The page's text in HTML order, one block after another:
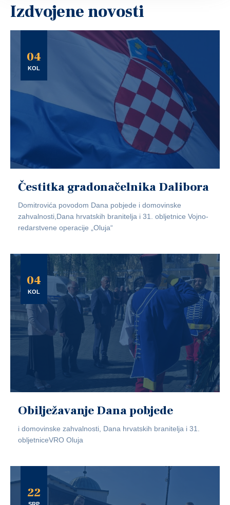
Izdvojene novosti
04
KOL
Čestitka gradonačelnika Dalibora
Domitrovića povodom Dana pobjede i domovinske
zahvalnosti,Dana hrvatskih branitelja i 31. obljetnice Vojno-
redarstvene operacije „Oluja“
04
KOL
Obilježavanje Dana pobjede
i domovinske zahvalnosti, Dana hrvatskih branitelja i 31.
obljetniceVRO Oluja
22